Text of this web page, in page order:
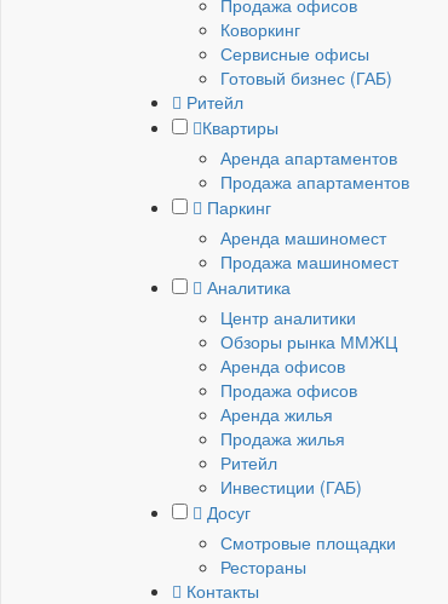
Продажа офисов
Коворкинг
Сервисные офисы
Готовый бизнес (ГАБ)
Ритейл
Квартиры
Аренда апартаментов
Продажа апартаментов
Паркинг
Аренда машиномест
Продажа машиномест
Аналитика
Центр аналитики
Обзоры рынка ММЖЦ
Аренда офисов
Продажа офисов
Аренда жилья
Продажа жилья
Ритейл
Инвестиции (ГАБ)
Досуг
Смотровые площадки
Рестораны
Контакты